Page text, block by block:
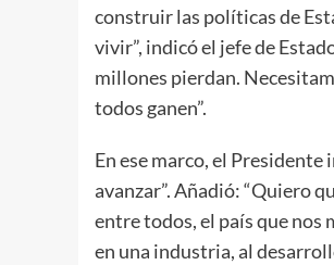
construir las políticas de
vivir”, indicó el jefe de
millones pierdan.
todos ganen”.
En ese marco, el
avanzar”. Añadió: “Quiero
entre todos, el país que nos
en una industria, al